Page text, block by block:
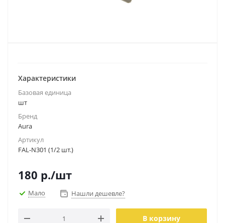
Характеристики
Базовая единица
шт
Бренд
Aura
Артикул
FAL-N301 (1/2 шт.)
180 р./шт
Мало Нашли дешевле?
В корзину